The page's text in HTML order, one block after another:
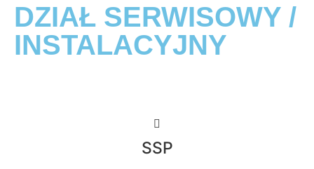
DZIAŁ SERWISOWY /
INSTALACYJNY
SSP